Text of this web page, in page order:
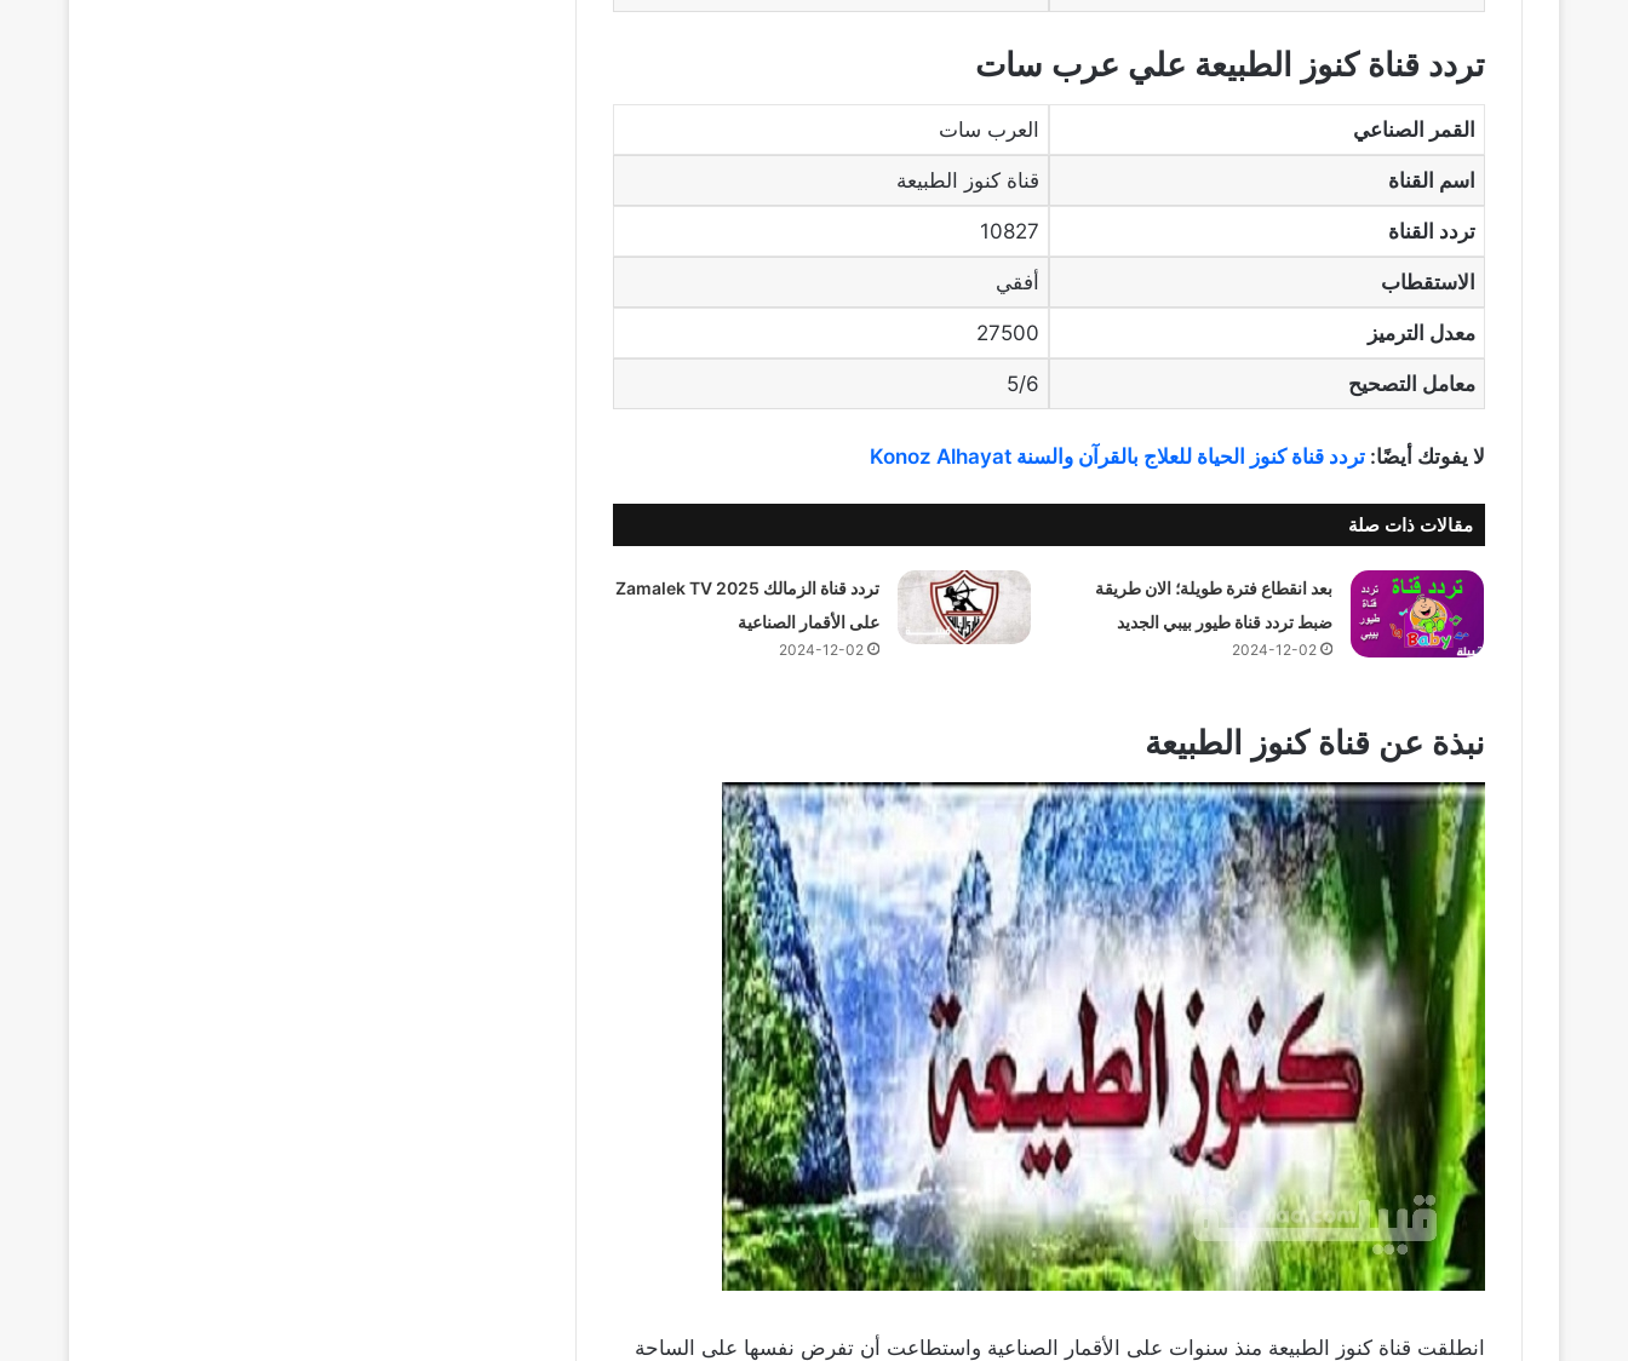
تردد قناة كنوز الطبيعة علي عرب سات
القمر الصناعي العرب سات
اسم القناة قناة كنوز الطبيعة
تردد القناة 10827
الاستقطاب أفقي
معدل الترميز 27500
معامل التصحيح 5/6
لا يفوتك أيضًا: تردد قناة كنوز الحياة للعلاج بالقرآن والسنة Konoz Alhayat
مقالات ذات صلة
بعد انقطاع فترة طويلة؛ الان طريقة
ضبط تردد قناة طيور بيبي الجديد
2024-12-02
تردد قناة الزمالك 2025 Zamalek TV
على الأقمار الصناعية
2024-12-02
نبذة عن قناة كنوز الطبيعة
انطلقت قناة كنوز الطبيعة منذ سنوات على الأقمار الصناعية واستطاعت أن تفرض نفسها على الساحة